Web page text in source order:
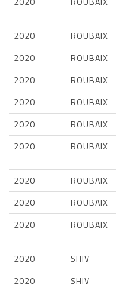
2020
ROUBAIX
2020
ROUBAIX
2020
ROUBAIX
2020
ROUBAIX
2020
ROUBAIX
2020
ROUBAIX
2020
ROUBAIX
2020
ROUBAIX
2020
ROUBAIX
2020
SHIV
2020
SHIV